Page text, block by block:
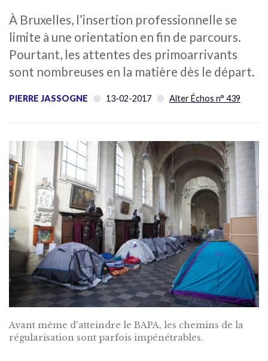
À Bruxelles, l’insertion professionnelle se
limite à une orientation en fin de parcours.
Pourtant, les attentes des primoarrivants
sont nombreuses en la matière dès le départ.
PIERRE JASSOGNE 13-02-2017 Alter Échos n° 439
Avant même d'atteindre le BAPA, les chemins de la
régularisation sont parfois impénétrables.